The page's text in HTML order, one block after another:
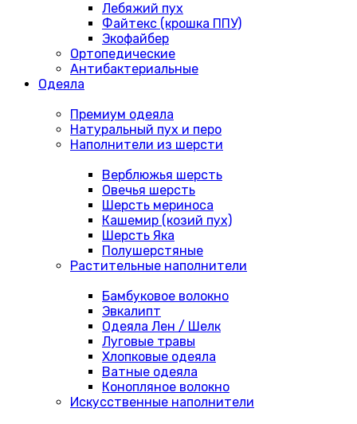
Лебяжий пух
Файтекс (крошка ППУ)
Экофайбер
Ортопедические
Антибактериальные
Одеяла
Премиум одеяла
Натуральный пух и перо
Наполнители из шерсти
Верблюжья шерсть
Овечья шерсть
Шерсть мериноса
Кашемир (козий пух)
Шерсть Яка
Полушерстяные
Растительные наполнители
Бамбуковое волокно
Эвкалипт
Одеяла Лен / Шелк
Луговые травы
Хлопковые одеяла
Ватные одеяла
Конопляное волокно
Искусственные наполнители